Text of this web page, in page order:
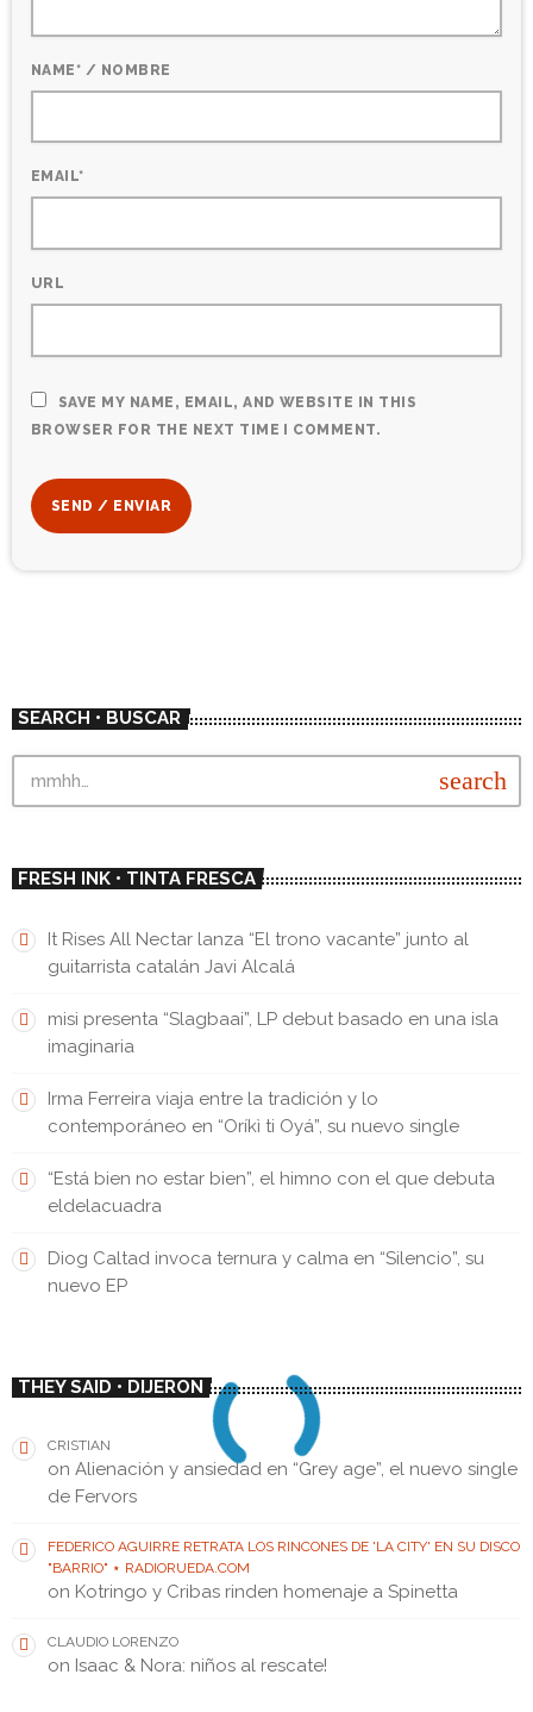
NAME* / NOMBRE
EMAIL*
URL
SAVE MY NAME, EMAIL, AND WEBSITE IN THIS
BROWSER FOR THE NEXT TIME I COMMENT.
SEARCH • BUSCAR
search
FRESH INK • TINTA FRESCA
It Rises All Nectar lanza “El trono vacante” junto al
guitarrista catalán Javi Alcalá
misi presenta “Slagbaai”, LP debut basado en una isla
imaginaria
Irma Ferreira viaja entre la tradición y lo
contemporáneo en “Oríkì ti Oyá”, su nuevo single
“Está bien no estar bien”, el himno con el que debuta
eldelacuadra
Diog Caltad invoca ternura y calma en “Silencio”, su
nuevo EP
THEY SAID • DIJERON
CRISTIAN
on Alienación y ansiedad en “Grey age”, el nuevo single
de Fervors
FEDERICO AGUIRRE RETRATA LOS RINCONES DE 'LA CITY' EN SU DISCO
"BARRIO" ⋆ RADIORUEDA.COM
on Kotringo y Cribas rinden homenaje a Spinetta
CLAUDIO LORENZO
on Isaac & Nora: niños al rescate!